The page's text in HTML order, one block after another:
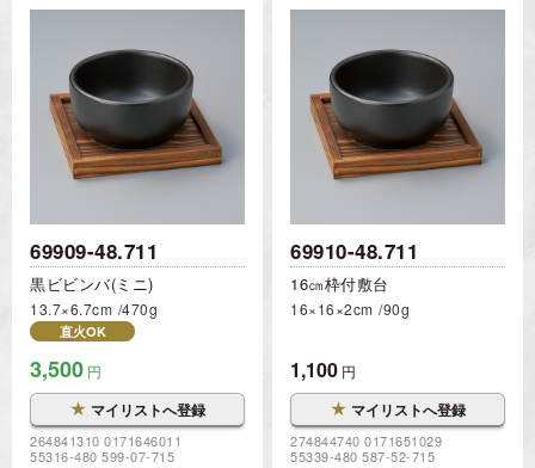
69909-48.711
黒ビビンバ(ミニ)
13.7×6.7cm 470g
直火OK
3,500 円
★ マイリストへ登録
264841310 0171646011
55316-480 599-07-715
69910-48.711
16㎝枠付敷台
16×16×2cm 90g
1,100 円
★ マイリストへ登録
274844740 0171651029
55339-480 587-52-715